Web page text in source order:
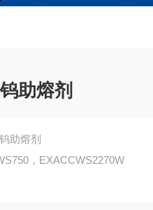
助熔剂
助熔剂
，EXACCWS2270W